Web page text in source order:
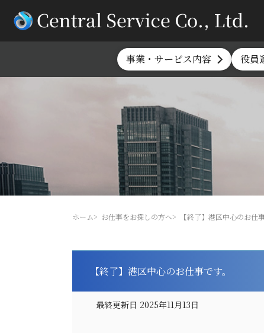
事業・サービス内容 役員
ホーム お仕事をお探しの方へ 【終了】港区中心のお仕事
【終了】港区中心のお仕事です。
最終更新日 2025年11月13日